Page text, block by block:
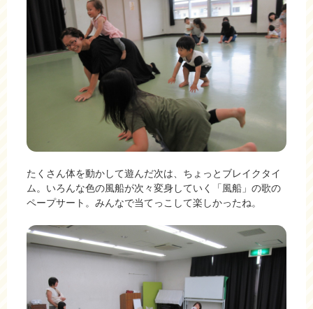
たくさん体を動かして遊んだ次は、ちょっとブレイクタイ
ム。いろんな色の風船が次々変身していく「風船」の歌の
ペープサート。みんなで当てっこして楽しかったね。